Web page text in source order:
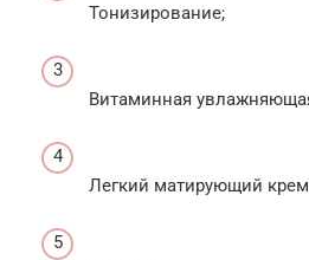
Тонизирование;
Витаминная
Легкий матирующий